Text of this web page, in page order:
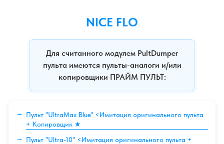
NICE FLO
Для считанного модулем PultDumper
пульта имеются пульты-аналоги и/или
копировщики ПРАЙМ ПУЛЬТ:
Пульт "UltraMax Blue" <Имитация оригинального пульта
+ Копировщик ★
Пульт "Ultra-10" <Имитация оригинального пульта +